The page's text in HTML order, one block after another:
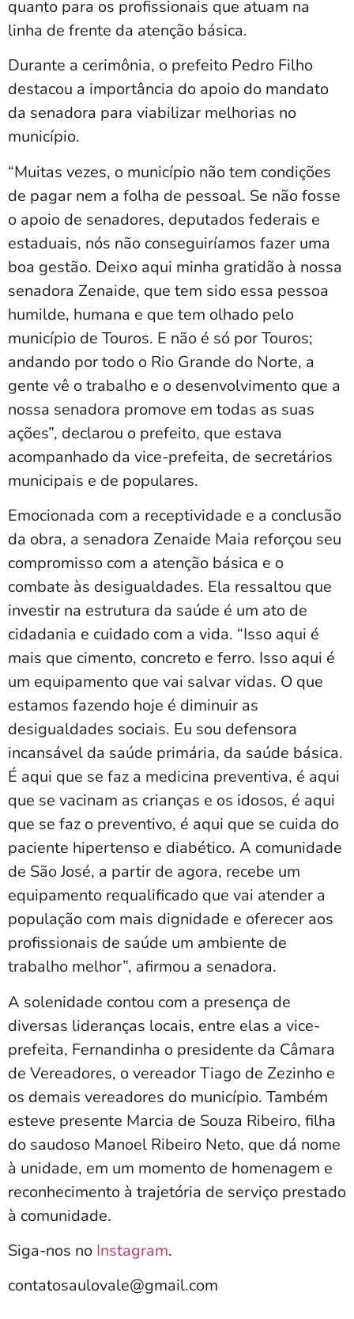
quanto para os profissionais que atuam na
linha de frente da atenção básica.
Durante a cerimônia, o prefeito Pedro Filho
destacou a importância do apoio do mandato
da senadora para viabilizar melhorias no
município.
“Muitas vezes, o município não tem condições
de pagar nem a folha de pessoal. Se não fosse
o apoio de senadores, deputados federais e
estaduais, nós não conseguiríamos fazer uma
boa gestão. Deixo aqui minha gratidão à nossa
senadora Zenaide, que tem sido essa pessoa
humilde, humana e que tem olhado pelo
município de Touros. E não é só por Touros;
andando por todo o Rio Grande do Norte, a
gente vê o trabalho e o desenvolvimento que a
nossa senadora promove em todas as suas
ações”, declarou o prefeito, que estava
acompanhado da vice-prefeita, de secretários
municipais e de populares.
Emocionada com a receptividade e a conclusão
da obra, a senadora Zenaide Maia reforçou seu
compromisso com a atenção básica e o
combate às desigualdades. Ela ressaltou que
investir na estrutura da saúde é um ato de
cidadania e cuidado com a vida. “Isso aqui é
mais que cimento, concreto e ferro. Isso aqui é
um equipamento que vai salvar vidas. O que
estamos fazendo hoje é diminuir as
desigualdades sociais. Eu sou defensora
incansável da saúde primária, da saúde básica.
É aqui que se faz a medicina preventiva, é aqui
que se vacinam as crianças e os idosos, é aqui
que se faz o preventivo, é aqui que se cuida do
paciente hipertenso e diabético. A comunidade
de São José, a partir de agora, recebe um
equipamento requalificado que vai atender a
população com mais dignidade e oferecer aos
profissionais de saúde um ambiente de
trabalho melhor”, afirmou a senadora.
A solenidade contou com a presença de
diversas lideranças locais, entre elas a vice-
prefeita, Fernandinha o presidente da Câmara
de Vereadores, o vereador Tiago de Zezinho e
os demais vereadores do município. Também
esteve presente Marcia de Souza Ribeiro, filha
do saudoso Manoel Ribeiro Neto, que dá nome
à unidade, em um momento de homenagem e
reconhecimento à trajetória de serviço prestado
à comunidade.
Siga-nos no Instagram.
contatosaulovale@gmail.com